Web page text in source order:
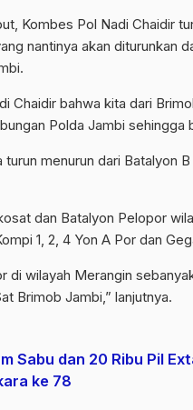
Kombes Pol Nadi Chaidir
nantinya akan diturunkan
Chaidir bahwa kita dari
Polda Jambi sehingga
menurun dari Batalyon
dan Batalyon Pelopor
1, 2, 4 Yon A Por dan
di wilayah Merangin
Brimob Jambi,” lanjutnya.
Sabu dan 20 Ribu Pil
ke 78